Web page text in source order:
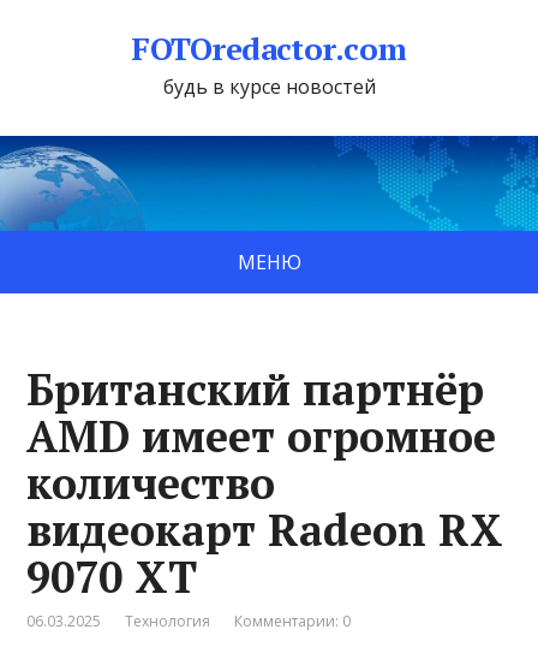
FOTOredactor.com
будь в курсе новостей
МЕНЮ
Британский партнёр
AMD имеет огромное
количество
видеокарт Radeon RX
9070 XT
06.03.2025 Технология Комментарии: 0